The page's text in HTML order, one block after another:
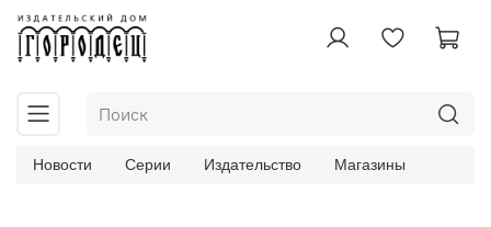
Новости Серии Издательство Магазины